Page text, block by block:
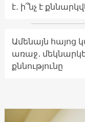
է․ ի՞նչ է
Ամենայն հայոց
առաջ․
քննությունը